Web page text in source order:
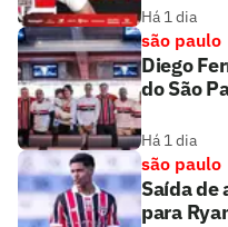
Há 1 dia
são paulo
Diego
do São
Há 1 dia
são paulo
Saída de
para